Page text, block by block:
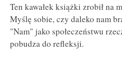
Ten kawałek książki zrobił na
Myślę sobie, czy daleko nam
"Nam" jako społeczeństwu
pobudza do refleksji.